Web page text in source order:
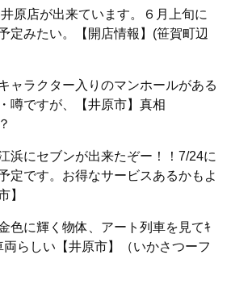
原店が出来ています。６月上旬に
定みたい。【開店情報】(笹賀町辺
ャラクター入りのマンホールがある
噂ですが、【井原市】真相
浜にセブンが出来たぞー！！7/24に
定です。お得なサービスあるかもよ
】
色に輝く物体、アート列車を見てｷ
らしい【井原市】（いかさつーフ